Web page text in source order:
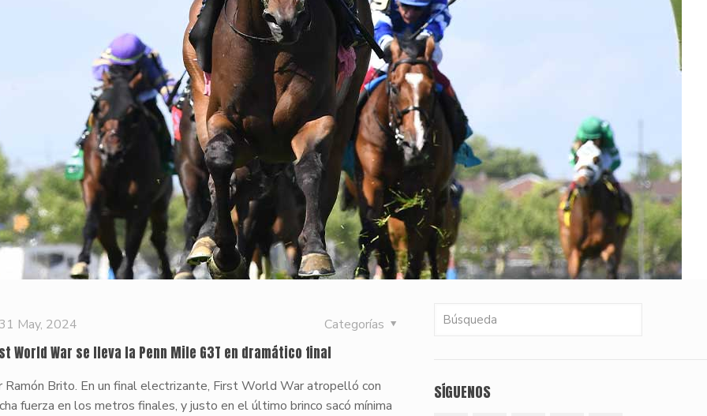
May, 2024 Categorías
World War se lleva la Penn Mile G3T en dramático final
Ramón Brito. En un final electrizante, First World War atropelló con
fuerza en los metros finales, y justo en el último brinco sacó mínima
SÍGUENOS